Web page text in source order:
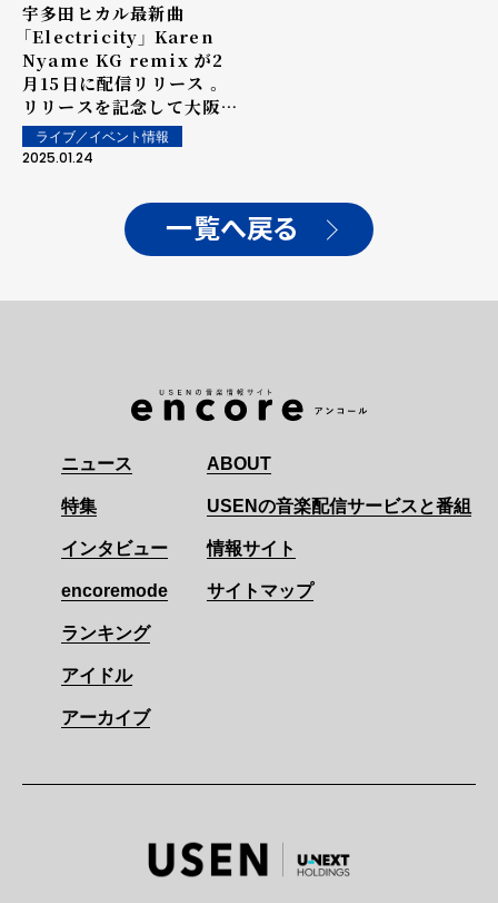
宇多田ヒカル最新曲
「Electricity」 Karen
Nyame KG remix が2
月15日に配信リリース 。
リリースを記念して大阪：
万博記念公園 EXPO'70パ
ビリオンでのDJイベント
ライブ／イベント情報
2025.01.24
一覧へ戻る
ニュース
特集
インタビュー
encoremode
ランキング
アイドル
アーカイブ
ABOUT
USENの音楽配信サービスと番組
情報サイト
サイトマップ